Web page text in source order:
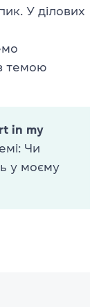
У ділових
темою
in my
Чи
у моєму